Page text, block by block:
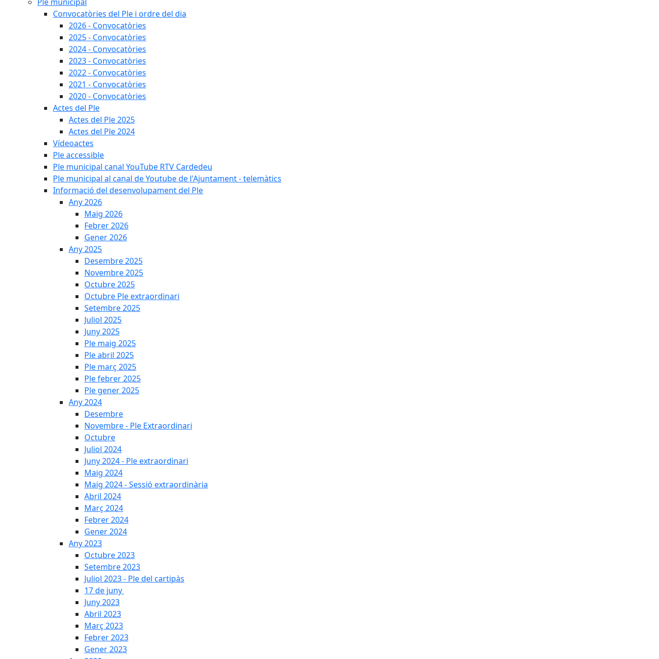
Convocatòries del Ple i ordre del dia
2026 - Convocatòries
2025 - Convocatòries
2024 - Convocatòries
2023 - Convocatòries
2022 - Convocatòries
2021 - Convocatòries
2020 - Convocatòries
Actes del Ple
Actes del Ple 2025
Actes del Ple 2024
Vídeoactes
Ple accessible
Ple municipal canal YouTube RTV Cardedeu
Ple municipal al canal de Youtube de l'Ajuntament - telemàtics
Informació del desenvolupament del Ple
Any 2026
Maig 2026
Febrer 2026
Gener 2026
Any 2025
Desembre 2025
Novembre 2025
Octubre 2025
Octubre Ple extraordinari
Setembre 2025
Juliol 2025
Juny 2025
Ple maig 2025
Ple abril 2025
Ple març 2025
Ple febrer 2025
Ple gener 2025
Any 2024
Desembre
Novembre - Ple Extraordinari
Octubre
Juliol 2024
Juny 2024 - Ple extraordinari
Maig 2024
Maig 2024 - Sessió extraordinària
Abril 2024
Març 2024
Febrer 2024
Gener 2024
Any 2023
Octubre 2023
Setembre 2023
Juliol 2023 - Ple del cartipàs
17 de juny
Juny 2023
Abril 2023
Març 2023
Febrer 2023
Gener 2023